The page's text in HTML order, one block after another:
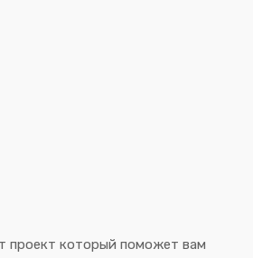
проект который поможет вам